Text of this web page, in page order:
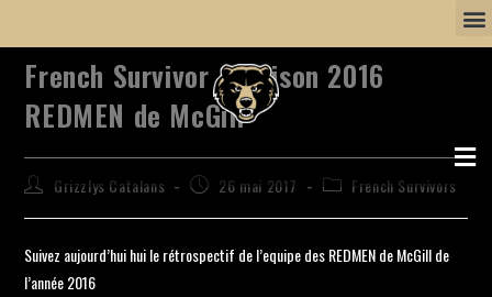
French Survivor – Saison 2016
REDMEN de McGill
Grizzlys Catalans 26 mai 2017 French Survivors
Suivez aujourd’hui hui le rétrospectif de l’equipe des REDMEN de McGill de
l’année 2016